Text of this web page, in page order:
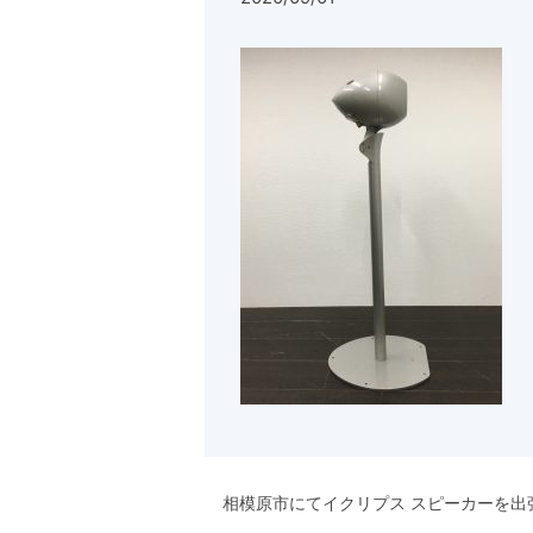
相模原市にてイクリプス スピーカーを出